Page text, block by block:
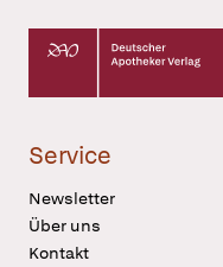
Deutscher Apotheker
Service
Newsletter
Über uns
Kontakt